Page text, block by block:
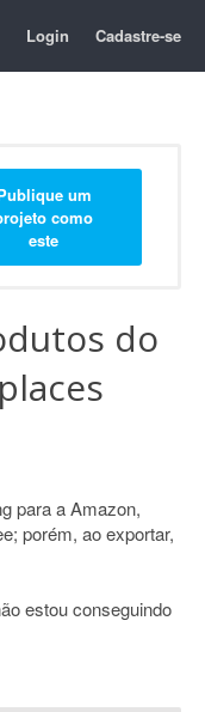
Login Cadastre-se
um
como
este
do
para a Amazon,
porém, ao exportar,
estou conseguindo